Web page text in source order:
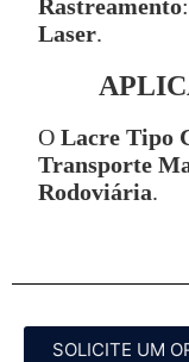
Rastreamento:
Laser.
O Lacre Tipo
Transporte
Rodoviária.
SOLICITE UM